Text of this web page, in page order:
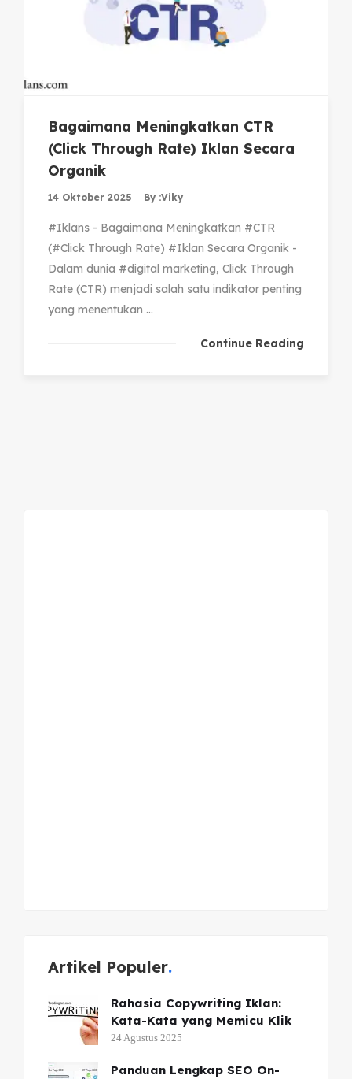
Bagaimana Meningkatkan CTR
(Click Through Rate) Iklan Secara
Organik
14 Oktober 2025 By :Viky
#Iklans - Bagaimana Meningkatkan #CTR
(#Click Through Rate) #Iklan Secara Organik -
Dalam dunia #digital marketing, Click Through
Rate (CTR) menjadi salah satu indikator penting
yang menentukan ...
Continue Reading
Artikel Populer
Rahasia Copywriting Iklan:
Kata-Kata yang Memicu Klik
24 Agustus 2025
Panduan Lengkap SEO On-